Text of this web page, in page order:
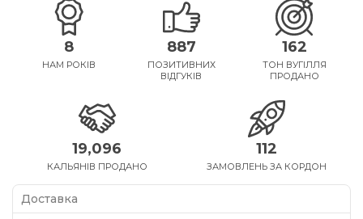
8
НАМ РОКІВ
887
ПОЗИТИВНИХ
ВІДГУКІВ
162
ТОН ВУГІЛЛЯ
ПРОДАНО
19,096
КАЛЬЯНІВ ПРОДАНО
112
ЗАМОВЛЕНЬ ЗА КОРДОН
Доставка